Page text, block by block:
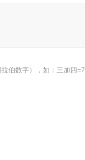
伯数字），如：三加四=7